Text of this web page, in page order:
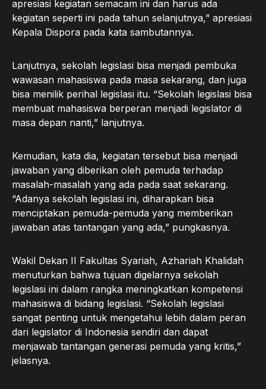
apresiasi kegiatan semacam ini dan harus ada
kegiatan seperti ini pada tahun selanjutnya,” apresiasi
Kepala Dispora pada kata sambutannya.
Lanjutnya, sekolah legislasi bisa menjadi pembuka
wawasan mahasiswa pada masa sekarang, dan juga
bisa menilik perihal legislasi itu. “Sekolah legislasi bisa
membuat mahasiswa berperan menjadi legislator di
masa depan nanti,” lanjutnya.
Kemudian, kata dia, kegiatan tersebut bisa menjadi
jawaban yang diberikan oleh pemuda terhadap
masalah-masalah yang ada pada saat sekarang.
“Adanya sekolah legislasi ini, diharapkan bisa
menciptakan pemuda-pemuda yang memberikan
jawaban atas tantangan yang ada,” pungkasnya.
Wakil Dekan II Fakultas Syariah, Azhariah Khalidah
menuturkan bahwa tujuan digelarnya sekolah
legislasi ini dalam rangka meningkatkan kompetensi
mahasiswa di bidang legislasi. “Sekolah legislasi
sangat penting untuk mengetahui lebih dalam peran
dari legislator di Indonesia sendiri dan dapat
menjawab tantangan generasi pemuda yang kritis,”
jelasnya.